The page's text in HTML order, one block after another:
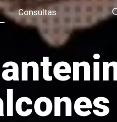
Consultas